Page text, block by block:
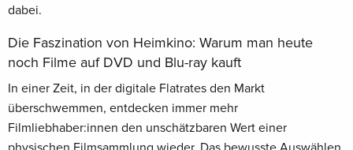
dabei.
Die Faszination von Heimkino: Warum man heute
noch Filme auf DVD und Blu-ray kauft
In einer Zeit, in der digitale Flatrates den Markt
überschwemmen, entdecken immer mehr
Filmliebhaber:innen den unschätzbaren Wert einer